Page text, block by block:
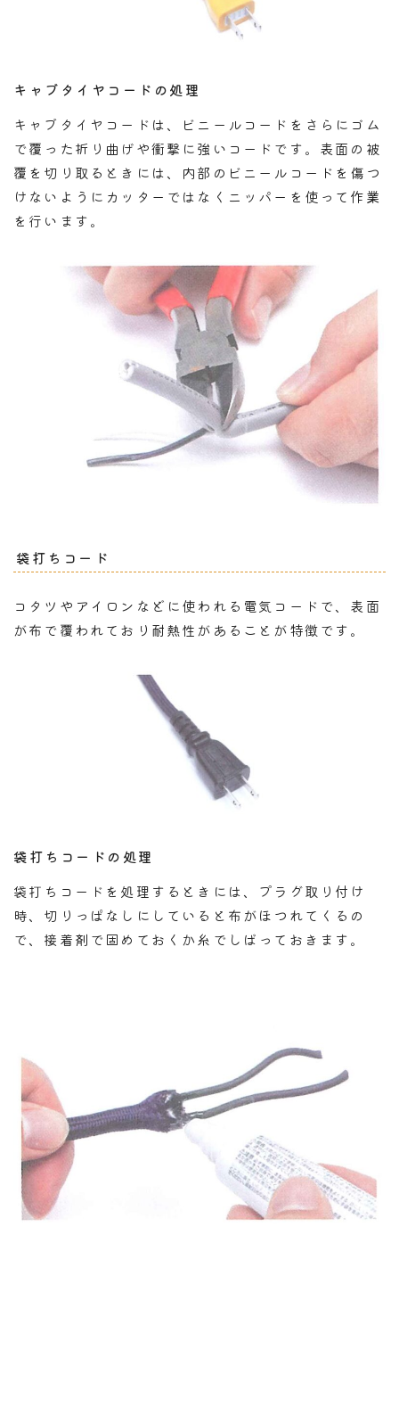
キャブタイヤコードの処理
キャブタイヤコードは、ビニールコードをさらにゴム
で覆った折り曲げや衝撃に強いコードです。表面の被
覆を切り取るときには、内部のビニールコードを傷つ
けないようにカッターではなくニッパーを使って作業
を行います。
袋打ちコード
コタツやアイロンなどに使われる電気コードで、表面
が布で覆われており耐熱性があることが特徴です。
袋打ちコードの処理
袋打ちコードを処理するときには、プラグ取り付け
時、切りっぱなしにしていると布がほつれてくるの
で、接着剤で固めておくか糸でしばっておきます。